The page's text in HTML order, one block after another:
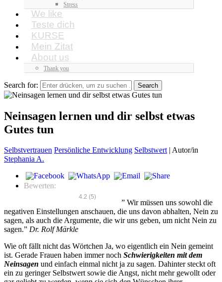
Stress
We like
Teste dich
KURSE
Mein Zitat
About us
Thank you
Search for:
Neinsagen lernen und dir selbst etwas
Gutes tun
Selbstvertrauen Persönliche Entwicklung Selbstwert| Autor/in
Stephania A.
Bewerten:
4.2 (5)
” Wir müssen uns sowohl die
negativen Einstellungen anschauen, die uns davon abhalten, Nein zu
sagen, als auch die Argumente, die wir uns geben, um nicht Nein zu
sagen.” Dr. Rolf Märkle
Wie oft fällt nicht das Wörtchen Ja, wo eigentlich ein Nein gemeint
ist. Gerade Frauen haben immer noch Schwierigkeiten mit dem
Neinsagen und einfach einmal nicht ja zu sagen. Dahinter steckt oft
ein zu geringer Selbstwert sowie die Angst, nicht mehr gewollt oder